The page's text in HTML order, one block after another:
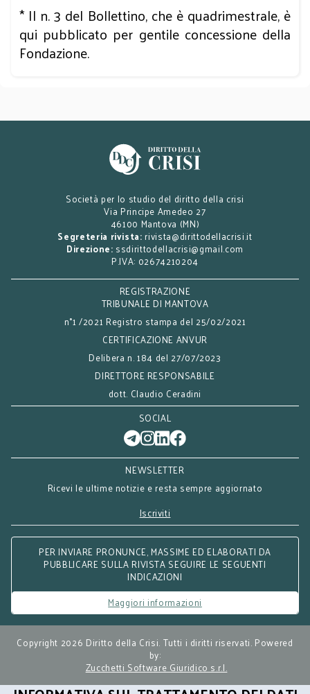
* Il n. 3 del Bollettino, che è quadrimestrale, è
qui pubblicato per gentile concessione della
Fondazione.
Società per lo studio del diritto della crisi
Via Principe Amedeo 27
46100 Mantova (MN)
Segreteria rivista: rivista@dirittodellacrisi.it
Direzione: ssdirittodellacrisi@gmail.com
P.IVA: 02674210204
REGISTRAZIONE
TRIBUNALE DI MANTOVA
n°1 /2021 Registro stampa del 25/02/2021
CERTIFICAZIONE ANVUR
Delibera n. 184 del 27/07/2023
DIRETTORE RESPONSABILE
dott. Claudio Ceradini
SOCIAL
NEWSLETTER
Ricevi le ultime notizie e resta sempre aggiornato
Iscriviti
PER INVIARE PRONUNCE, MASSIME ED ELABORATI DA
PUBBLICARE SULLA RIVISTA SEGUIRE LE SEGUENTI
INDICAZIONI
Maggiori informazioni
Copyright 2026 Diritto della Crisi. Tutti i diritti riservati. Powered
by:
Zucchetti Software Giuridico s.r.l.